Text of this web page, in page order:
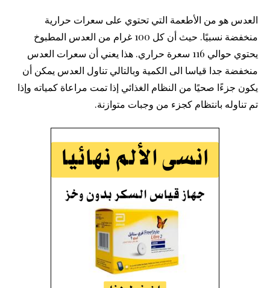
العدس هو من الأطعمة التي تحتوي على سعرات حرارية
منخفضة نسبيًا. حيث أن كل 100 غرام من العدس المطبوخ
يحتوي حوالي 116 سعرة حراري. هذا يعني أن سعرات العدس
منخفضة جدا قياسا الى الكمية وبالتالي تناول العدس يمكن أن
يكون جزءًا صحيًا من النظام الغذائي إذا تمت مراعاة كمياته وإذا
تم تناوله بانتظام كجزء من وجبات متوازنة.